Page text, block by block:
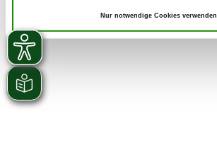
Nur notwendige Cookies verwenden